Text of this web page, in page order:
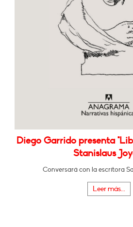
Diego Garrido presenta
Stanislaus
Conversará con la escritora
Leer más...